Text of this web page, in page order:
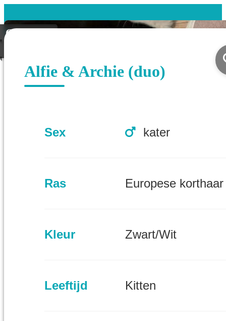
Gevonden
Alfie & Archie (duo)
Sex kater
Ras Europese korthaar
Kleur Zwart/Wit
Leeftijd Kitten